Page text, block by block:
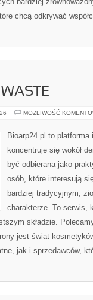
chcą odkrywać
MOŻLIWOŚĆ
Bioarp24.pl to
koncentruje się wokół
być odbierana jako
osób, które interesują
bardziej tradycyjnym,
charakterze. To serwis,
składzie.
jest świat
jak i sprzedawców,